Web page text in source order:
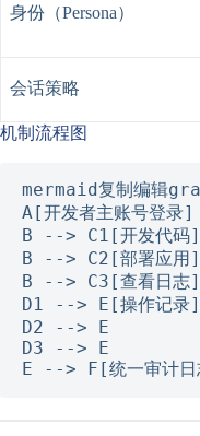
身份（Persona）
会话策略
机制流程图
mermaid复制编辑
A[开发者主账号登
B --> C1[开发代码
B --> C2[部署应用
B --> C3[查看日志
D1 --> E[操作记录]
D2 --> E
D3 --> E